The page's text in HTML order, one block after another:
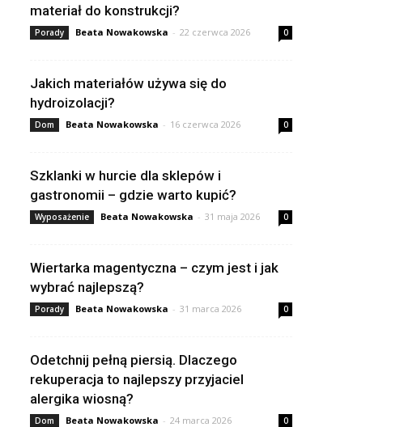
materiał do konstrukcji?
Porady Beata Nowakowska - 22 czerwca 2026 0
Jakich materiałów używa się do
hydroizolacji?
Dom Beata Nowakowska - 16 czerwca 2026 0
Szklanki w hurcie dla sklepów i
gastronomii – gdzie warto kupić?
Wyposażenie Beata Nowakowska - 31 maja 2026 0
Wiertarka magentyczna – czym jest i jak
wybrać najlepszą?
Porady Beata Nowakowska - 31 marca 2026 0
Odetchnij pełną piersią. Dlaczego
rekuperacja to najlepszy przyjaciel
alergika wiosną?
Dom Beata Nowakowska - 24 marca 2026 0